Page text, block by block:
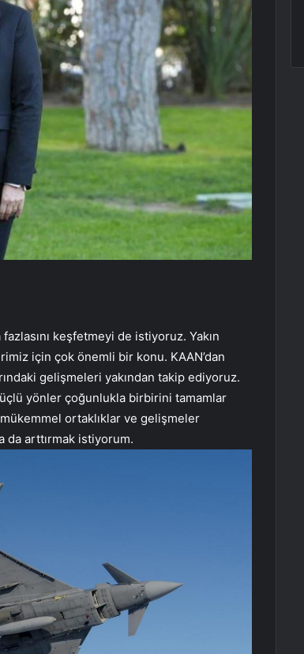
keşfetmeyi de istiyoruz. Yakın
için çok önemli bir konu. KAAN’dan
gelişmeleri yakından takip ediyoruz.
yönler çoğunlukla birbirini tamamlar
ortaklıklar ve gelişmeler
da arttırmak istiyorum.